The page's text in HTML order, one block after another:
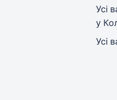
Усі
у
Усі